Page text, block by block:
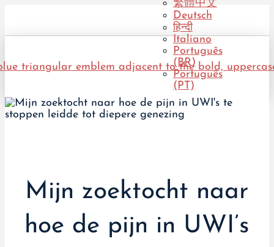
繁體中文
Deutsch
हिन्दी
Italiano
Português
(BR)
Português
(PT)
Mijn zoektocht naar
hoe de pijn in UWI’s